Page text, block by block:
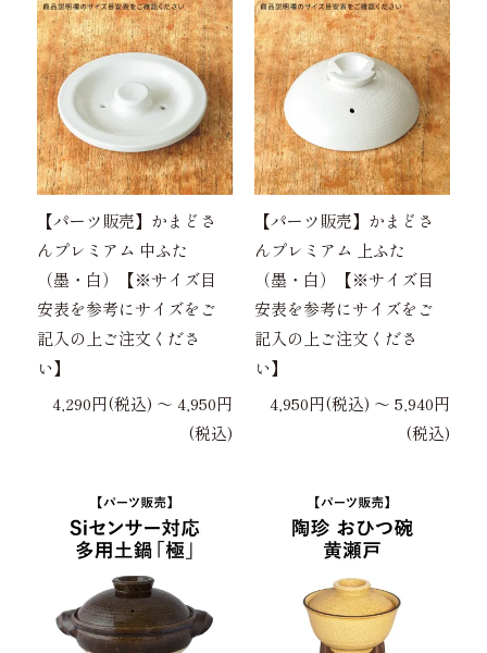
【パーツ販売】かまどさ
んプレミアム 中ふた
（墨・白）【※サイズ目
安表を参考にサイズをご
記入の上ご注文くださ
い】
4,290円(税込) 〜 4,950円
(税込)
【パーツ販売】かまどさ
んプレミアム 上ふた
（墨・白）【※サイズ目
安表を参考にサイズをご
記入の上ご注文くださ
い】
4,950円(税込) 〜 5,940円
(税込)